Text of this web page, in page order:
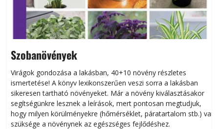
Szobanövények
Virágok gondozása a lakásban, 40+10 növény részletes
ismertetése! A könyv lexikonszerűen veszi sorra a lakásban
sikeresen tart­ha­tó növényeket. Már a növény kiválasztásakor
segítségünkre lesznek a leírások, mert pontosan megtudjuk,
hogy milyen körülményekre (hőmérséklet, páratartalom stb.) van
szüksége a növénynek az egészséges fejlődéshez.